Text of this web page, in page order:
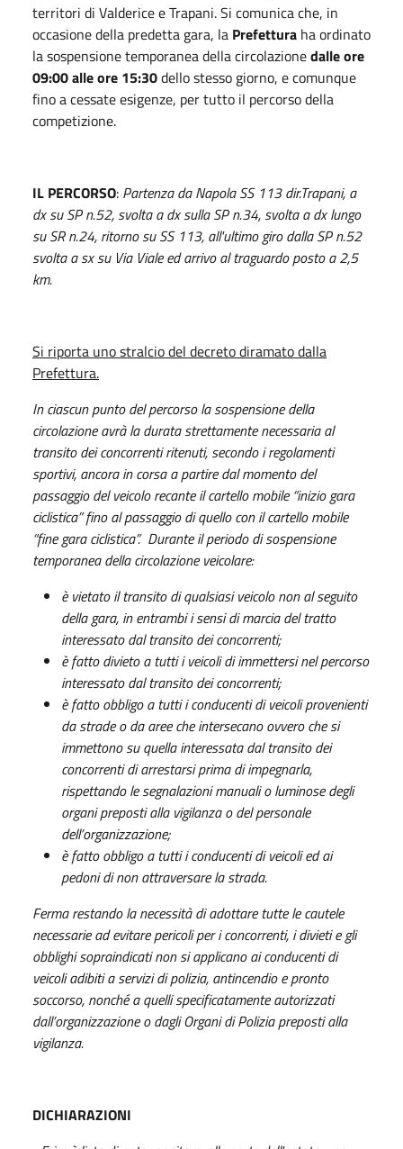
territori di Valderice e Trapani. Si comunica che, in
occasione della predetta gara, la Prefettura ha ordinato
la sospensione temporanea della circolazionedalle ore
09:00 alle ore 15:30dello stesso giorno, e comunque
fino a cessate esigenze, per tutto il percorso della
competizione.
IL PERCORSO: Partenza da Napola SS 113 dir.Trapani, a
dx su SP n.52, svolta a dx sulla SP n.34, svolta a dx lungo
su SR n.24, ritorno su SS 113, all'ultimo giro dalla SP n.52
svolta a sx su Via Viale ed arrivo al traguardo posto a 2,5
km.
Si riporta uno stralcio del decreto diramato dalla
Prefettura.
In ciascun punto del percorso la sospensione della
circolazione avrà la durata strettamente necessaria al
transito dei concorrenti ritenuti, secondo i regolamenti
sportivi, ancora in corsa a partire dal momento del
passaggio del veicolo recante il cartello mobile “inizio gara
ciclistica” fino al passaggio di quello con il cartello mobile
“fine gara ciclistica”. Durante il periodo di sospensione
temporanea della circolazione veicolare:
è vietato il transito di qualsiasi veicolo non al seguito
della gara, in entrambi i sensi di marcia del tratto
interessato dal transito dei concorrenti;
è fatto divieto a tutti i veicoli di immettersi nel percorso
interessato dal transito dei concorrenti;
è fatto obbligo a tutti i conducenti di veicoli provenienti
da strade o da aree che intersecano ovvero che si
immettono su quella interessata dal transito dei
concorrenti di arrestarsi prima di impegnarla,
rispettando le segnalazioni manuali o luminose degli
organi preposti alla vigilanza o del personale
dell’organizzazione;
è fatto obbligo a tutti i conducenti di veicoli ed ai
pedoni di non attraversare la strada.
Ferma restando la necessità di adottare tutte le cautele
necessarie ad evitare pericoli per i concorrenti, i divieti e gli
obblighi sopraindicati non si applicano ai conducenti di
veicoli adibiti a servizi di polizia, antincendio e pronto
soccorso, nonché a quelli specificatamente autorizzati
dall’organizzazione o dagli Organi di Polizia preposti alla
vigilanza.
DICHIARAZIONI